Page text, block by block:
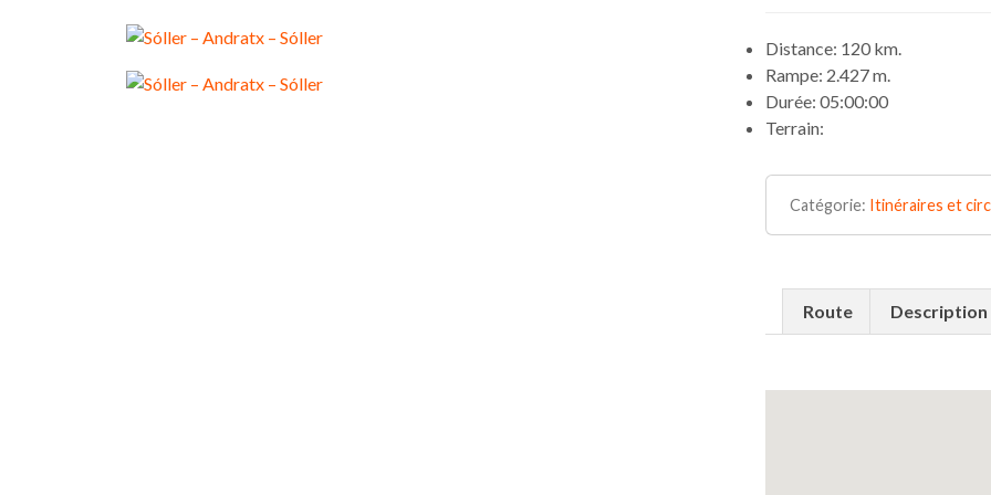
Distance: 120 km.
Rampe: 2.427 m.
Durée: 05:00:00
Terrain:
Catégorie: Itinéraires et
Route Description